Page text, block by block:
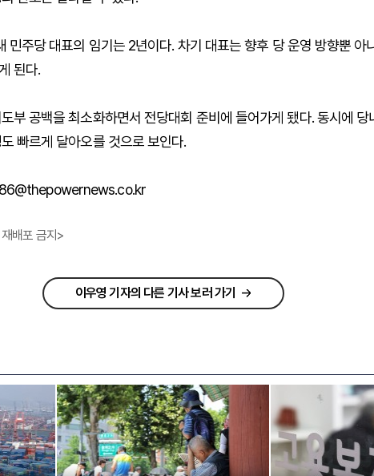
민주당 대표의 임기는 2년이다. 차기 대표는 향후 당 운영 방향뿐
된다.
부 공백을 최소화하면서 전당대회 준비에 들어가게 됐다. 동시에 당
빠르게 달아오를 것으로 보인다.
배포 금지>
이우영 기자의 다른 기사 보러 가기